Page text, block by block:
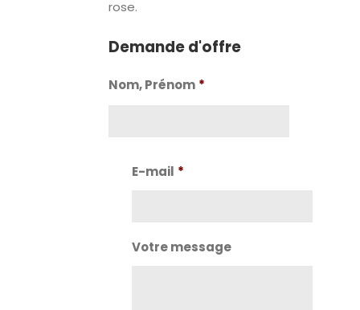
rose.
Demande d'offre
Nom, Prénom *
E-mail *
Votre message